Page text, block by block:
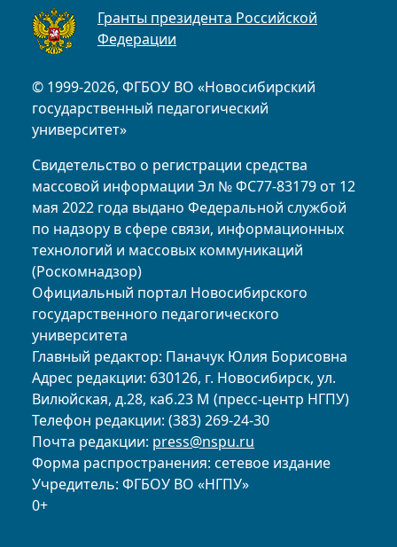
© 1999-2026, ФГБОУ ВО «Новосибирский
государственный педагогический
университет»
Свидетельство о регистрации средства
массовой информации Эл № ФС77-83179 от 12
мая 2022 года выдано Федеральной службой
по надзору в сфере связи, информационных
технологий и массовых коммуникаций
(Роскомнадзор)
Официальный портал Новосибирского
государственного педагогического
университета
Главный редактор: Паначук Юлия Борисовна
Адрес редакции: 630126, г. Новосибирск, ул.
Вилюйская, д.28, каб.23 М (пресс-центр НГПУ)
Телефон редакции: (383) 269-24-30
Почта редакции: press@nspu.ru
Форма распространения: сетевое издание
Учредитель: ФГБОУ ВО «НГПУ»
0+
Гранты президента Российской
Федерации